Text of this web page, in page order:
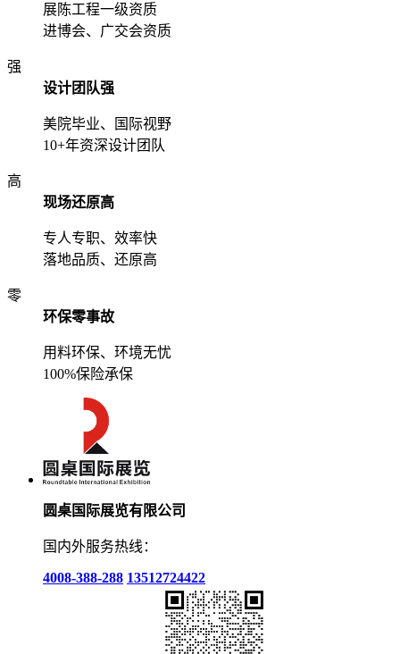
展陈工程一级资质
进博会、广交会资质
强
设计团队强
美院毕业、国际视野
10+年资深设计团队
高
现场还原高
专人专职、效率快
落地品质、还原高
零
环保零事故
用料环保、环境无忧
100%保险承保
圆桌国际展览有限公司
国内外服务热线：
4008-388-288 13512724422